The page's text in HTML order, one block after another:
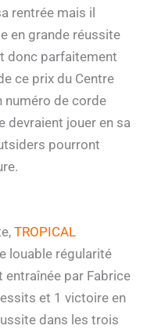
rentrée mais il
en grande réussite
donc parfaitement
ce prix du Centre
numéro de corde
devraient jouer en sa
pourront
TROPICAL
louable régularité
par Fabrice
et 1 victoire en
dans les trois